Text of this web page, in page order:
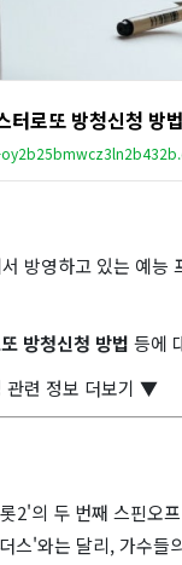
터로또 방청신청 방
방영하고 있는 예능
방청신청 방법 등에
관련 정보 더보기 ▼
2'의 두 번째 스핀오
스'와는 달리, 가수들